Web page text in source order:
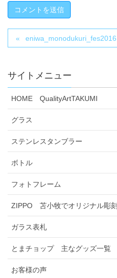
eniwa_monodukuri_fes2016
サイトメニュー
HOME QualityArtTAKUMI
グラス
ステンレスタンブラー
ボトル
フォトフレーム
ZIPPO 苫小牧でオリジナル彫刻
ガラス表札
とまチョップ 主なグッズ一覧
お客様の声